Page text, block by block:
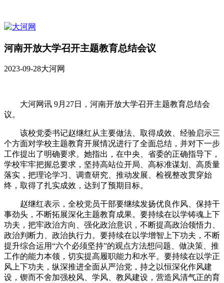
河南开放大学召开主题教育总结会议
2023-09-28大河网
大河网讯 9月27日，河南开放大学召开主题教育总结会
议。
该校党委书记赵继红从主要做法、取得成效、经验启示三
个方面对学校主题教育开展情况进行了全面总结，并对下一步
工作提出了明确要求。她指出，在中央、省委的正确指导下，
学校牢牢把握总要求，坚持高站位开局、高标准谋划、高质量
落实，把理论学习、调查研究、推动发展、检视整改贯穿始
终，取得了扎实成效，达到了预期目标。
赵继红表示，全校党员干部要继续发扬优良作风、保持干
事劲头，不断拓展深化主题教育成果。要持续在以学铸魂上下
功夫，把牢政治方向、强化政治意识，不断提高政治领悟力、
政治判断力、政治执行力。要持续在以学增智上下功夫，不断
提升综合运用“六个必须坚持”的观点方法想问题、做决策、推
工作的能力本领，切实提高履职能力和水平。要持续在以学正
风上下功夫，纵深推进全面从严治党，持之以恒深化作风建
设，锲而不舍加强校风、学风、教风建设，营造风清气正的育